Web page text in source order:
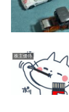
株主優待